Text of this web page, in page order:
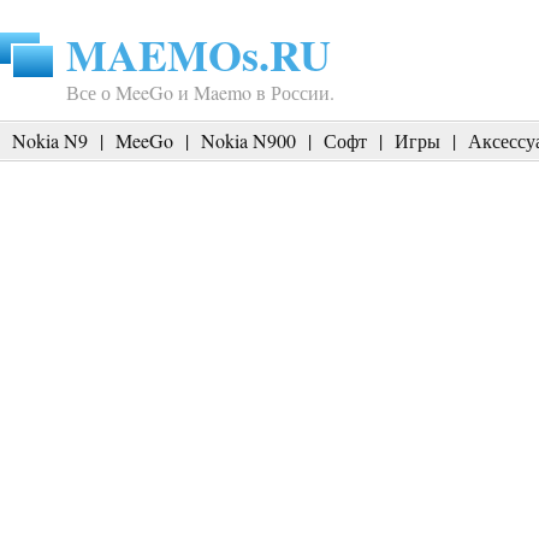
MAEMOs.RU
Все о MeeGo и Maemo в России.
Nokia N9 | MeeGo | Nokia N900 | Софт | Игры |